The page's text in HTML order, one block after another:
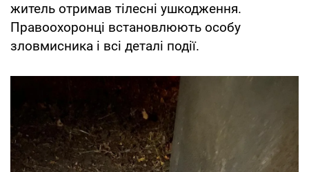
житель отримав тілесні ушкодження.
Правоохоронці встановлюють особу
зловмисника і всі деталі події.